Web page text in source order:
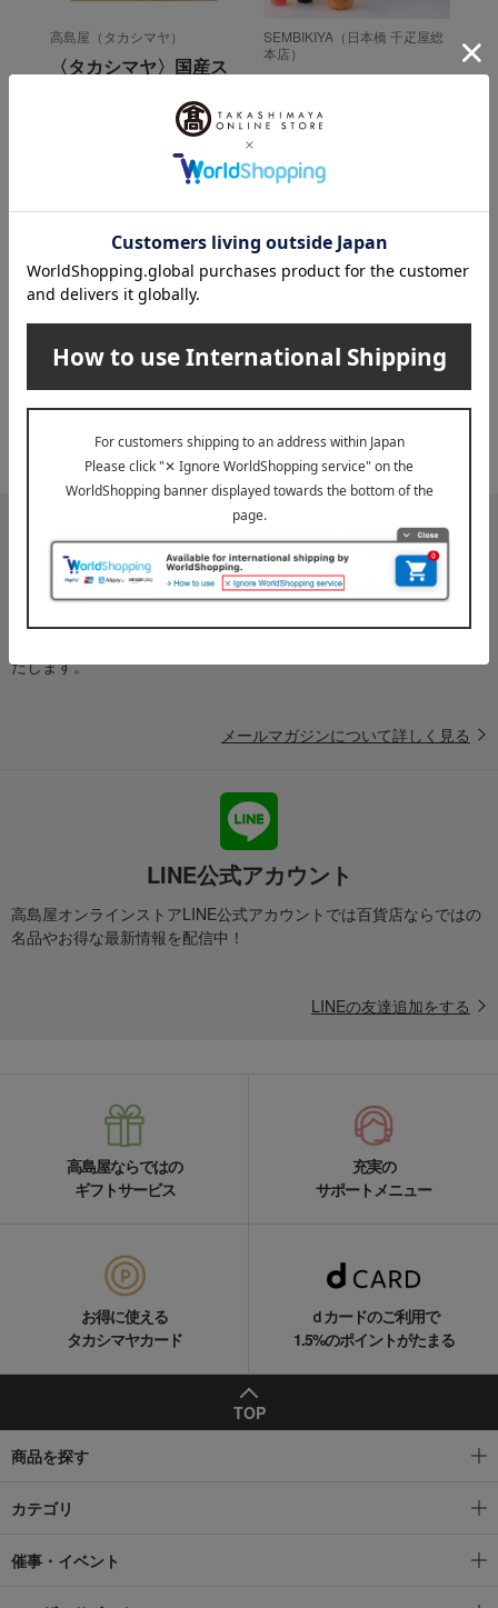
高島屋（タカシマヤ）
〈タカシマヤ〉国産ス
SEMBIKIYA（日本橋 千疋屋総
本店）
ストレートジュース・
フルートジェリー詰合
せ
税込 4,968
2026年07月29日
メールマガジン
たします。
メールマガジンについて詳しく見る
LINE公式アカウント
高島屋オンラインストアLINE公式アカウントでは百貨店ならではの
名品やお得な最新情報を配信中！
LINEの友達追加をする
高島屋ならではの
ギフトサービス
充実の
サポートメニュー
お得に使える
タカシマヤカード
ｄカードのご利用で
1.5%のポイントがたまる
TOP
商品を探す
カテゴリ
催事・イベント